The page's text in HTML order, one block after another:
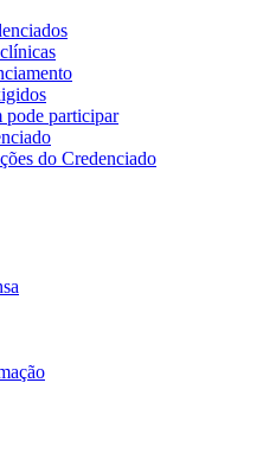
pode participar
do Credenciado